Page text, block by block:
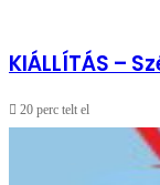
KIÁLLÍTÁS –
20 perc telt el